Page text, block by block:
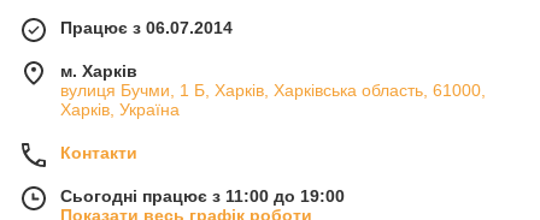
Працює з 06.07.2014
м. Харків
вулиця Бучми, 1 Б, Харків, Харківська область, 61000,
Харків, Україна
Контакти
Сьогодні працює з 11:00 до 19:00
Показати весь графік роботи